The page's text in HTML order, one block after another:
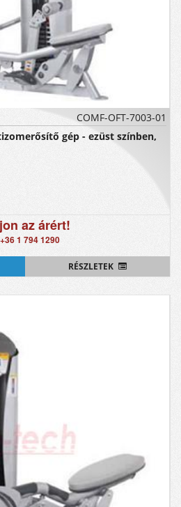
COMF-OFT-7003-01
gép - ezüst színben,
az árért!
+36 1 794 1290
RÉSZLETEK